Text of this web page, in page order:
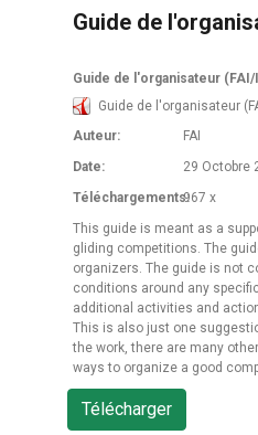
Guide de
Guide de l'organisateur (FAI/
Guide de l'organisateur
Auteur:
FAI
Date:
29 Octobre
Téléchargements:967 x
This guide is meant as a
gliding competitions. The
organizers. The guide is not
conditions around any
additional activities and
This is also just one
the work, there are many other
ways to organize a good